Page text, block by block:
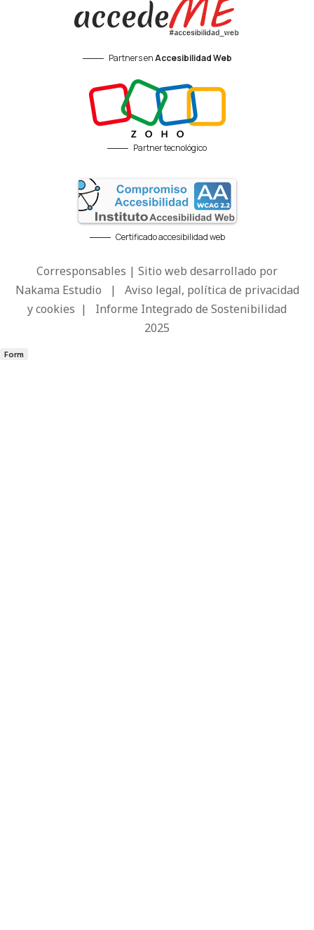
Partners enAccesibilidad Web
Partner tecnológico
Certificado accesibilidad web
Corresponsables | Sitio web desarrollado por
Nakama Estudio | Aviso legal, política de privacidad
y cookies | Informe Integrado de Sostenibilidad
2025
Form